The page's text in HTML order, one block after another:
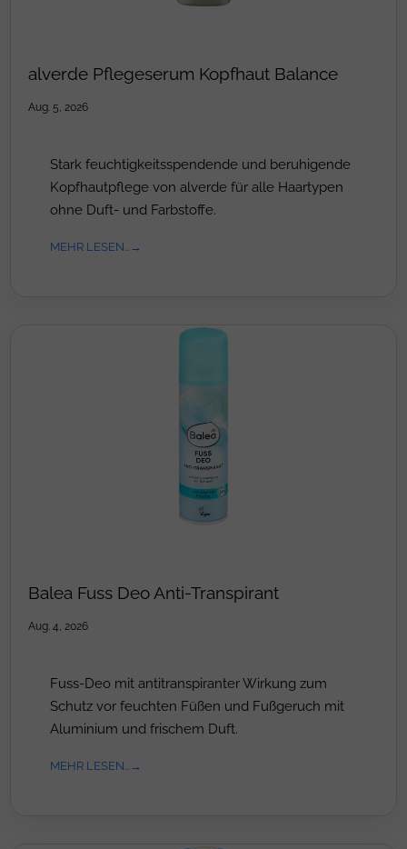
alverde Pflegeserum Kopfhaut Balance
Aug. 5, 2026
Stark feuchtigkeitsspendende und beruhigende
Kopfhautpflege von alverde für alle Haartypen
ohne Duft- und Farbstoffe.
MEHR LESEN...
Balea Fuss Deo Anti-Transpirant
Aug. 4, 2026
Fuss-Deo mit antitranspiranter Wirkung zum
Schutz vor feuchten Füßen und Fußgeruch mit
Aluminium und frischem Duft.
MEHR LESEN...